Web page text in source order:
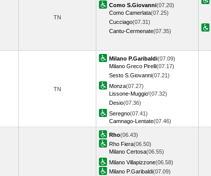
TN
Como S.Giovanni(07.20)
Como Camerlata(07.25)
Cucciago(07.31)
Cantu-Cermenate(07.35)
TN
Milano P.Garibaldi(07.09)
Milano Greco Pirelli(07.17)
Sesto S.Giovanni(07.21)
Monza(07.27)
Lissone-Muggio'(07.32)
Desio(07.36)
Seregno(07.41)
Camnago-Lentate(07.46)
Rho(06.43)
Rho Fiera(06.50)
Milano Certosa(06.55)
Milano Villapizzone(06.58)
Milano P.Garibaldi(07.09)